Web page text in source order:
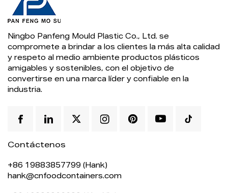
Ningbo Panfeng Mould Plastic Co., Ltd. se
compromete a brindar a los clientes la más alta calidad
y respeto al medio ambiente productos plásticos
amigables y sostenibles, con el objetivo de
convertirse en una marca líder y confiable en la
industria.
Contáctenos
+86 19883857799 (Hank)
hank@cnfoodcontainers.com